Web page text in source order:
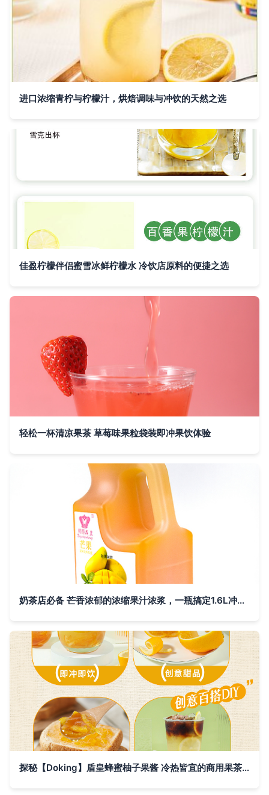
进口浓缩青柠与柠檬汁，烘焙调味与冲饮的天然之选
佳盈柠檬伴侣蜜雪冰鲜柠檬水 冷饮店原料的便捷之选
轻松一杯清凉果茶 草莓味果粒袋装即冲果饮体验
奶茶店必备 芒香浓郁的浓缩果汁浓浆，一瓶搞定1.6L冲饮乐趣
探秘【Doking】盾皇蜂蜜柚子果酱 冷热皆宜的商用果茶新选择